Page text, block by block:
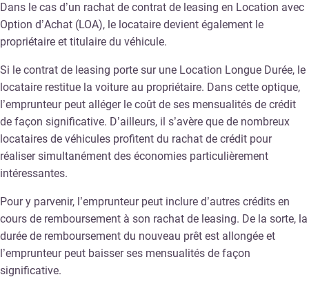
Dans le cas d’un rachat de contrat de leasing en Location avec
Option d’Achat (LOA), le locataire devient également le
propriétaire et titulaire du véhicule.
Si le contrat de leasing porte sur une Location Longue Durée, le
locataire restitue la voiture au propriétaire. Dans cette optique,
l’emprunteur peut alléger le coût de ses mensualités de crédit
de façon significative. D’ailleurs, il s’avère que de nombreux
locataires de véhicules profitent du rachat de crédit pour
réaliser simultanément des économies particulièrement
intéressantes.
Pour y parvenir, l’emprunteur peut inclure d’autres crédits en
cours de remboursement à son rachat de leasing. De la sorte, la
durée de remboursement du nouveau prêt est allongée et
l’emprunteur peut baisser ses mensualités de façon
significative.